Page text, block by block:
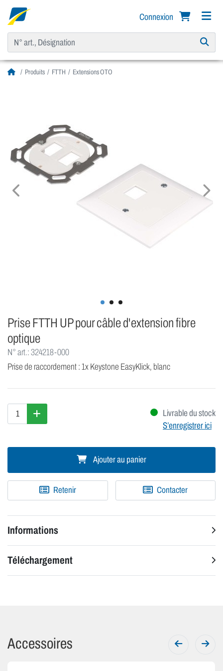
Connexion
Produits FTTH Extensions OTO
Prise FTTH UP pour câble d'extension fibre
optique
N° art.: 324218-000
Prise de raccordement : 1x Keystone EasyKlick, blanc
Livrable du stock
S’enregistrer ici
Ajouter au panier
Retenir Contacter
Informations
Téléchargement
Accessoires